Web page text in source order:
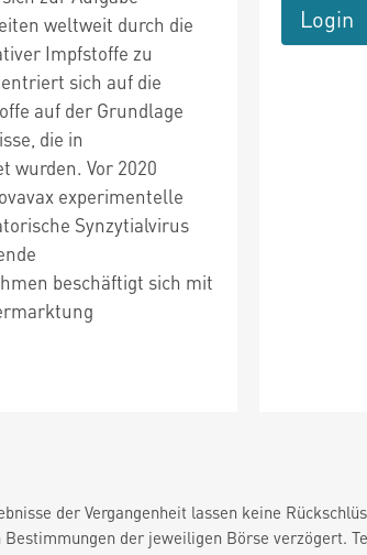
weltweit durch die
Impfstoffe zu
sich auf die
auf der Grundlage
die in
wurden. Vor 2020
experimentelle
Synzytialvirus
beschäftigt sich mit
Login
der Vergangenheit lassen keine
der jeweiligen Börse verzögert.